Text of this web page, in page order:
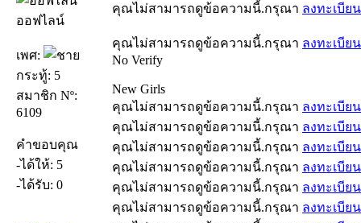
ออฟไลน์
เพศ:
กระทู้: 5
สมาชิก Nº:
6109
คำขอบคุณ
-ได้ให้: 5
-ได้รับ: 0
คุณไม่สามารถดูข้อความนี้.กรุณา ลงทะเบียน
คุณไม่สามารถดูข้อความนี้.กรุณา ลงทะเบียน
No Verify
New Girls
คุณไม่สามารถดูข้อความนี้.กรุณา ลงทะเบียน
คุณไม่สามารถดูข้อความนี้.กรุณา ลงทะเบียน
คุณไม่สามารถดูข้อความนี้.กรุณา ลงทะเบียน
คุณไม่สามารถดูข้อความนี้.กรุณา ลงทะเบียน
คุณไม่สามารถดูข้อความนี้.กรุณา ลงทะเบียน
คุณไม่สามารถดูข้อความนี้.กรุณา ลงทะเบียน